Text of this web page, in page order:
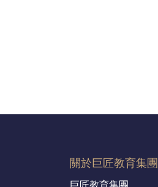
關於巨匠教育集團